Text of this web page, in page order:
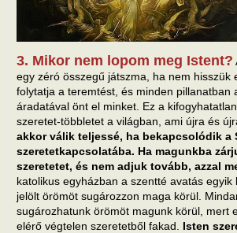
3. Mikor nem lopom meg Istent?
egy zéró összegű játszma, ha nem hisszük
folytatja a teremtést, és minden pillanatban
áradatával önt el minket. Ez a
szeretet-többletet a világban, ami újra és
akkor válik teljessé, ha bekapcsolódik a
szeretetkapcsolatába. Ha magunkba
szeretetet, és nem adjuk tovább, azzal
katolikus egyházban a szentté avatás egyik
jelölt örömöt sugározzon maga körül.
sugározhatunk örömöt magunk körül, mert
elérő végtelen szeretetből fakad. Isten